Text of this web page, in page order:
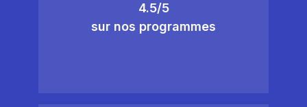
4.5/5
sur nos programmes